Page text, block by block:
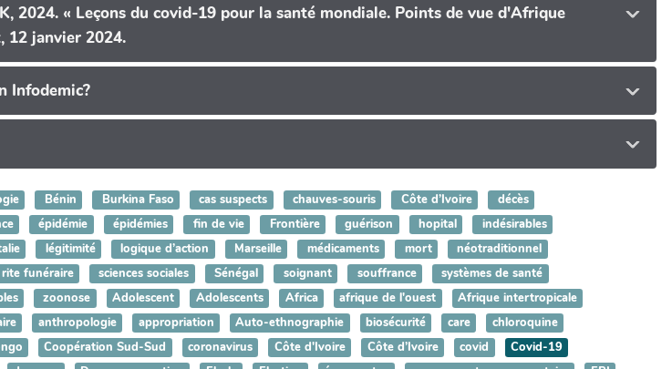
2024. « Leçons du covid-19 pour la santé mondiale. Points de vue d'Afrique
12 janvier 2024.
Infodemic?
Bénin Burkina Faso cas suspects chauves-souris Côte d’Ivoire
décès
épidémie épidémies fin de vie Frontière guérison hopital
indésirables
légitimité logique d’action Marseille médicaments mort
néotraditionnel
rite funéraire sciences sociales Sénégal soignant souffrance
systèmes de santé
zoonose Adolescent Adolescents Africa afrique de l'ouest
Afrique intertropicale
anthropologie appropriation Auto-ethnographie biosécurité care
chloroquine
Coopération Sud-Sud coronavirus Côte d'Ivoire Côte d’Ivoire covid
Covid-19